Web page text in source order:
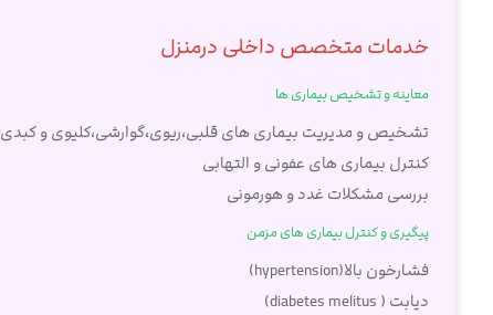
خدمات متخصص داخلی درمنزل
معاینه و تشخیص بیماری ها
تشخیص و مدیریت بیماری های قلبی،ریوی،گوارشی،کلیوی و کبدی
کنترل بیماری های عفونی و التهابی
بررسی مشکلات غدد و هورمونی
پیگیری و کنترل بیماری های مزمن
فشارخون بالا(hypertension)
دیابت ( diabetes melitus)